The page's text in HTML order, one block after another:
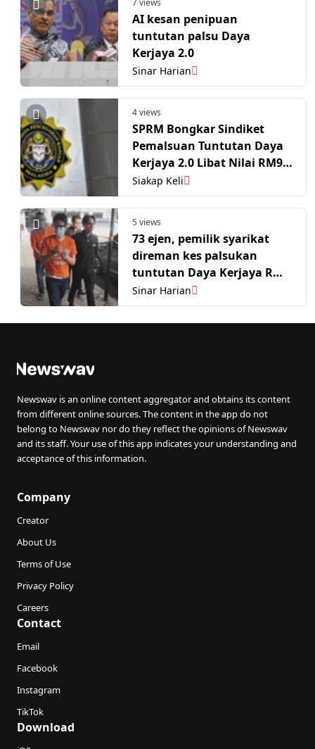
AI kesan penipuan
tuntutan palsu Daya
Kerjaya 2.0
Sinar Harian
4 views
SPRM Bongkar Sindiket
Pemalsuan Tuntutan Daya
Kerjaya 2.0 Libat Nilai RM9
Juta
Siakap Keli
5 views
73 ejen, pemilik syarikat
direman kes palsukan
tuntutan Daya Kerjaya RM9
juta
Sinar Harian
Newswav is an online content aggregator and obtains its content
from different online sources. The content in the app do not
belong to Newswav nor do they reflect the opinions of Newswav
and its staff. Your use of this app indicates your understanding and
acceptance of this information.
Company
Creator
About Us
Terms of Use
Privacy Policy
Careers
Contact
Email
Facebook
Instagram
TikTok
Download